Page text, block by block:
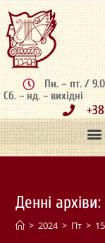
Пн. – пт. /
Сб. – нд. – вихідні
Денні архіви:
> 2024 > Пт > 15